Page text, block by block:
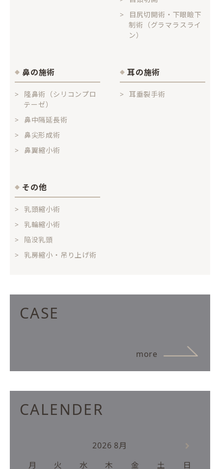
目尻切開術・下眼瞼下
制術（グラマラスライ
ン）
鼻の施術
隆鼻術（シリコンプロ
テーゼ）
鼻中隔延長術
鼻尖形成術
鼻翼縮小術
耳の施術
耳垂裂手術
その他
乳頭縮小術
乳輪縮小術
陥没乳頭
乳房縮小・吊り上げ術
CASE
more
CALENDER
2026 8月
月
火 水 木 金 土
日